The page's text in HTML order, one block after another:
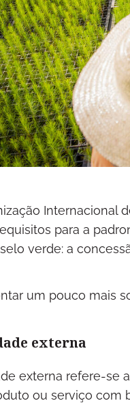
Internacional
para a
verde: a
um pouco mais
externa
externa refere-se
ou serviço com